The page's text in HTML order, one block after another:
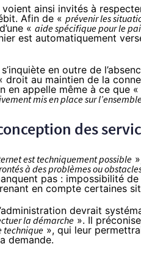
ainsi invités à
Afin de « prévenir les
« aide spécifique pour le
est automatiquement
en outre de
droit au maintien de la
en appelle même à ce que «
mis en place sur
des
est techniquement possible
à des problèmes ou
pas : impossibilité
en compte certaines
devrait
la démarche ». Il
technique », qui leur
demande.